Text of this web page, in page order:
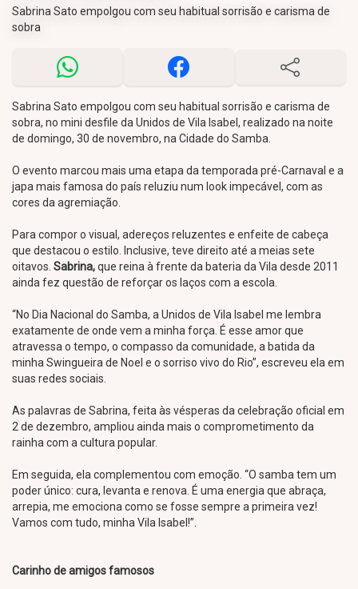
Sabrina Sato empolgou com seu habitual sorrisão e carisma de
sobra
Sabrina Sato empolgou com seu habitual sorrisão e carisma de
sobra, no mini desfile da Unidos de Vila Isabel, realizado na noite
de domingo, 30 de novembro, na Cidade do Samba.
O evento marcou mais uma etapa da temporada pré-Carnaval e a
japa mais famosa do país reluziu num look impecável, com as
cores da agremiação.
Para compor o visual, adereços reluzentes e enfeite de cabeça
que destacou o estilo. Inclusive, teve direito até a meias sete
oitavos. Sabrina,que reina à frente da bateria da Vila desde 2011
ainda fez questão de reforçar os laços com a escola.
“No Dia Nacional do Samba, a Unidos de Vila Isabel me lembra
exatamente de onde vem a minha força. É esse amor que
atravessa o tempo, o compasso da comunidade, a batida da
minha Swingueira de Noel e o sorriso vivo do Rio”, escreveu ela em
suas redes sociais.
As palavras de Sabrina, feita às vésperas da celebração oficial em
2 de dezembro, ampliou ainda mais o comprometimento da
rainha com a cultura popular.
Em seguida, ela complementou com emoção. “O samba tem um
poder único: cura, levanta e renova. É uma energia que abraça,
arrepia, me emociona como se fosse sempre a primeira vez!
Vamos com tudo, minha Vila Isabel!”.
Carinho de amigos famosos